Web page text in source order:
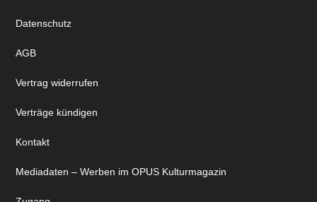
Datenschutz
AGB
Vertrag widerrufen
Verträge kündigen
Kontakt
Mediadaten – Werben im OPUS Kulturmagazin